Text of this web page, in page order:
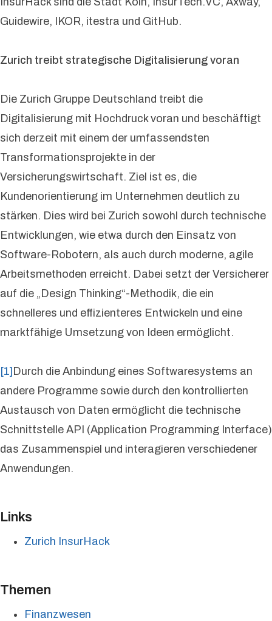
Guidewire, IKOR, itestra und GitHub.
Zurich treibt strategische Digitalisierung voran
Die Zurich Gruppe Deutschland treibt die
Digitalisierung mit Hochdruck voran und beschäftigt
sich derzeit mit einem der umfassendsten
Transformationsprojekte in der
Versicherungswirtschaft. Ziel ist es, die
Kundenorientierung im Unternehmen deutlich zu
stärken. Dies wird bei Zurich sowohl durch technische
Entwicklungen, wie etwa durch den Einsatz von
Software-Robotern, als auch durch moderne, agile
Arbeitsmethoden erreicht. Dabei setzt der Versicherer
auf die „Design Thinking“-Methodik, die ein
schnelleres und effizienteres Entwickeln und eine
marktfähige Umsetzung von Ideen ermöglicht.
[1]Durch die Anbindung eines Softwaresystems an
andere Programme sowie durch den kontrollierten
Austausch von Daten ermöglicht die technische
Schnittstelle API (Application Programming Interface)
das Zusammenspiel und interagieren verschiedener
Anwendungen.
Links
Zurich InsurHack
Themen
Finanzwesen